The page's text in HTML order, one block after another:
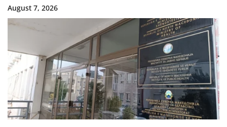
August 7, 2026